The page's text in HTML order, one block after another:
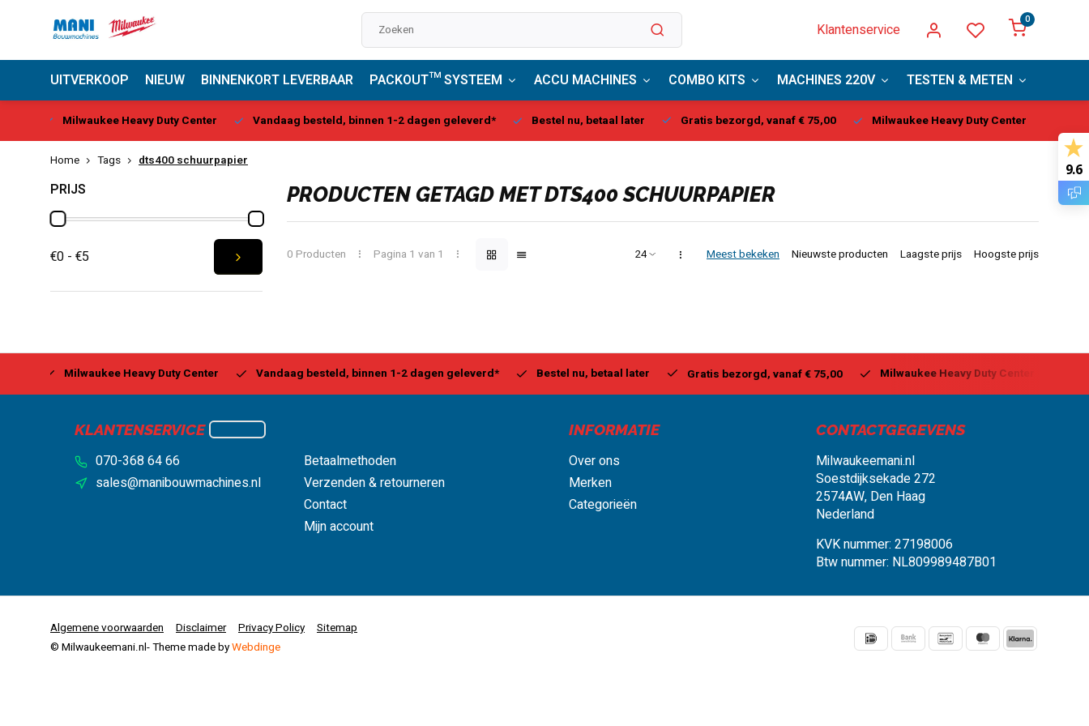
Klantenservice
0
UITVERKOOP NIEUW BINNENKORT LEVERBAAR PACKOUT™ SYSTEEM ACCU MACHINES COMBO KITS MACHINES 220V TESTEN & METEN
Vandaag besteld, binnen 1-2 dagen geleverd* Bestel nu, betaal later Gratis bezorgd, vanaf € 75,00 Milwaukee Heavy Duty Center Vandaag besteld, binnen 1-2 dagen
Home Tags dts400 schuurpapier
PRIJS
€0 - €5
PRODUCTEN GETAGD MET DTS400 SCHUURPAPIER
0 Producten Pagina 1 van 1 Meest bekeken Nieuwste producten Laagste prijs Hoogste prijs
Vandaag besteld, binnen 1-2 dagen geleverd* Bestel nu, betaal later Gratis bezorgd, vanaf € 75,00 Milwaukee Heavy Duty Center Vandaag besteld, binnen 1-2
KLANTENSERVICE
070-368 64 66
sales@manibouwmachines.nl
Betaalmethoden
Verzenden & retourneren
Contact
Mijn account
INFORMATIE
Over ons
Merken
Categorieën
CONTACTGEGEVENS
Milwaukeemani.nl
Soestdijksekade 272
2574AW, Den Haag
Nederland
KVK nummer: 27198006
Btw nummer: NL809989487B01
Algemene voorwaarden Disclaimer Privacy Policy
Sitemap
© Milwaukeemani.nl- Theme made byWebdinge
9.6